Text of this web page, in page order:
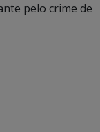
pelo crime de